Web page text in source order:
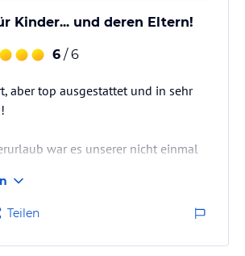
Kinder... und deren Eltern!
6 / 6
aber top ausgestattet und in sehr
war es unserer nicht einmal
Gästen gesagt: Ponyreiten,
Spielzimmer, großer Spielplatz,
das kleine Top-
Brötchenservice... und Leihschlitten
Teilen